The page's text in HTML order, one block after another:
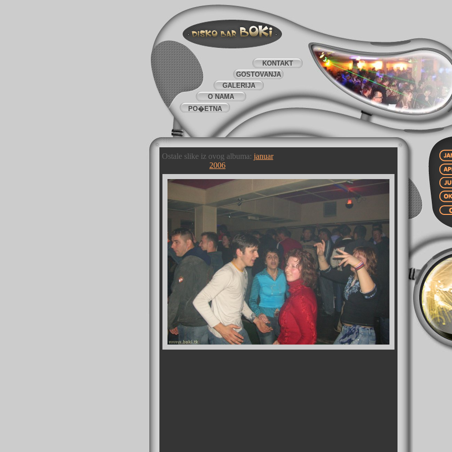
PO�ETNA
O NAMA
GALERIJA
GOSTOVANJA
KONTAKT
Ostale slike iz ovog albuma: januar
2006